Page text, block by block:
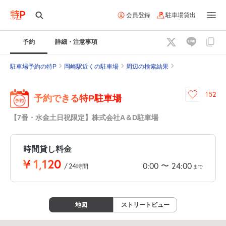
会員登録 駐車場貸出
予約 詳細・注意事項
駐車場予約の特P 岡崎駅近くの駐車場 周辺の検索結果
予約できる特P駐車場
【7番・水金土日祝限定】株式会社A＆D駐車場
152
時間貸し料金
¥1,120 /24時間 0:00 〜 24:00 まで
地図 ストリートビュー